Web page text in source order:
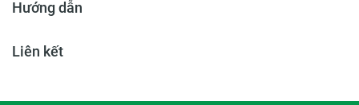
Hướng dẫn
Liên kết